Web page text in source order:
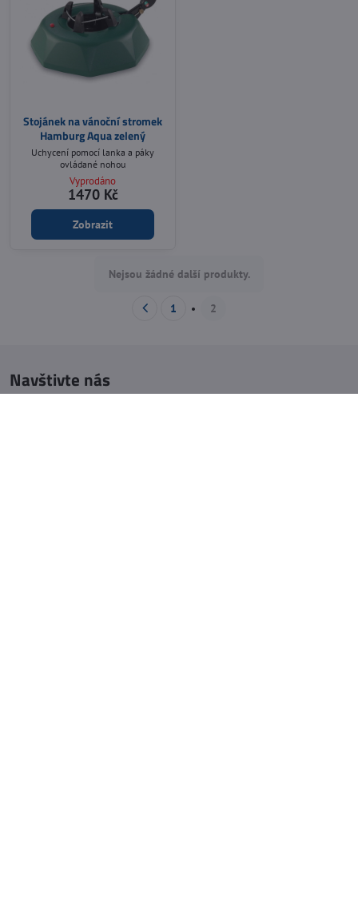
Stojánek na vánoční stromek
Hamburg Aqua zelený
Uchycení pomocí lanka a páky
ovládané nohou
Vyprodáno
1470 Kč
Zobrazit
Nejsou žádné další produkty.
1 2
Navštivte nás